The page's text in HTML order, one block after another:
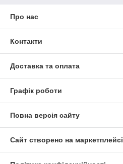
Про нас
Контакти
Доставка та оплата
Графік роботи
Повна версія сайту
Сайт створено на маркетплейсі